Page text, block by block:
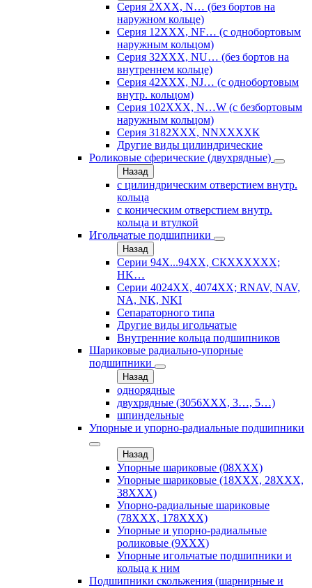
Серия 2ХХХ, N… (без бортов на
наружном кольце)
Серия 12ХХХ, NF… (с однобортовым
наружным кольцом)
Серия 32ХХХ, NU… (без бортов на
внутреннем кольце)
Серия 42ХХХ, NJ… (с однобортовым
внутр. кольцом)
Серия 102ХХХ, N…W (с безбортовым
наружным кольцом)
Серия 3182ХХХ, NNХХХХК
Другие виды цилиндрические
Роликовые сферические (двухрядные)
Назад
с цилиндрическим отверстием внутр.
кольца
с коническим отверстием внутр.
кольца и втулкой
Игольчатые подшипники
Назад
Серии 94Х...94ХХ, СКХХХХХХ;
HK…
Серии 4024ХХ, 4074ХХ; RNAV, NAV,
NA, NK, NKI
Сепараторного типа
Другие виды игольчатые
Внутренние кольца подшипников
Шариковые радиально-упорные
подшипники
Назад
однорядные
двухрядные (3056ХХХ, 3…, 5…)
шпиндельные
Упорные и упорно-радиальные подшипники
Назад
Упорные шариковые (08XXX)
Упорные шариковые (18XXX, 28XXХ,
38ХХХ)
Упорно-радиальные шариковые
(78XXX, 178ХХХ)
Упорные и упорно-радиальные
роликовые (9ХХХ)
Упорные игольчатые подшипники и
кольца к ним
Подшипники скольжения (шарнирные и